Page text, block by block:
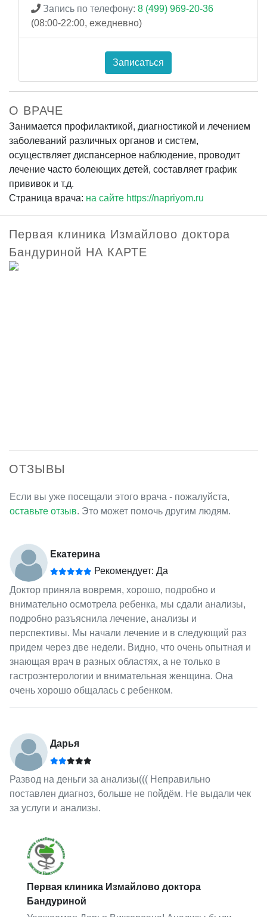
Запись по телефону: 8 (499) 969-20-36
(08:00-22:00, ежедневно)
Записаться
О ВРАЧЕ
Занимается профилактикой, диагностикой и лечением
заболеваний различных органов и систем,
осуществляет диспансерное наблюдение, проводит
лечение часто болеющих детей, составляет график
прививок и т.д.
Страница врача: на сайте https://napriyom.ru
Первая клиника Измайлово доктора
Бандуриной НА КАРТЕ
ОТЗЫВЫ
Если вы уже посещали этого врача - пожалуйста,
оставьте отзыв. Это может помочь другим людям.
Екатерина
Рекомендует: Да
Доктор приняла вовремя, хорошо, подробно и
внимательно осмотрела ребенка, мы сдали анализы,
подробно разъяснила лечение, анализы и
перспективы. Мы начали лечение и в следующий раз
придем через две недели. Видно, что очень опытная и
знающая врач в разных областях, а не только в
гастроэнтерологии и внимательная женщина. Она
очень хорошо общалась с ребенком.
Дарья
Развод на деньги за анализы((( Неправильно
поставлен диагноз, больше не пойдём. Не выдали чек
за услуги и анализы.
Первая клиника Измайлово доктора
Бандуриной